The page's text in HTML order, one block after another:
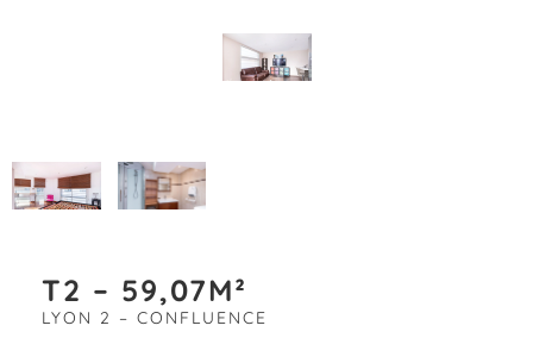
T2 – 59,07M²
LYON 2 – CONFLUENCE